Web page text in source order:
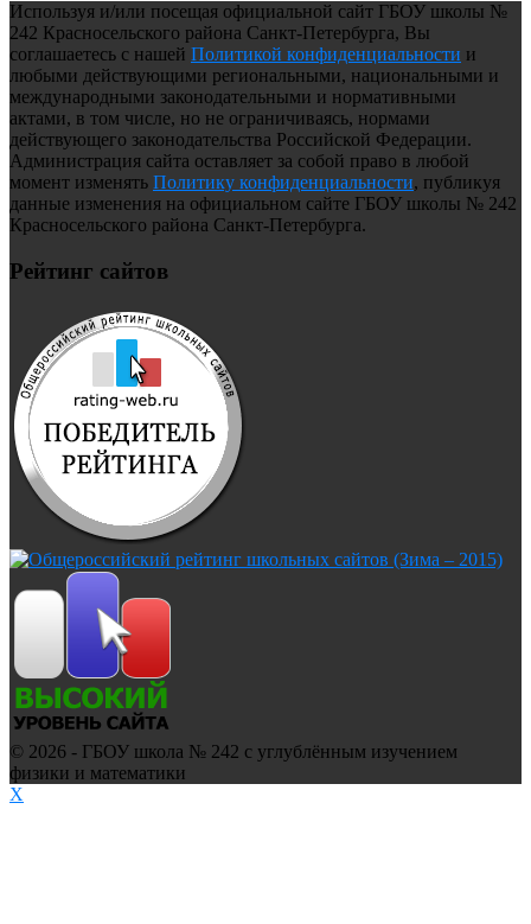
Используя и/или посещая официальной сайт ГБОУ школы №
242 Красносельского района Санкт-Петербурга, Вы
соглашаетесь с нашей Политикой конфиденциальности и
любыми действующими региональными, национальными и
международными законодательными и нормативными
актами, в том числе, но не ограничиваясь, нормами
действующего законодательства Российской Федерации.
Администрация сайта оставляет за собой право в любой
момент изменять Политику конфиденциальности, публикуя
данные изменения на официальном сайте ГБОУ школы № 242
Красносельского района Санкт-Петербурга.
Рейтинг сайтов
© 2026 - ГБОУ школа № 242 с углублённым изучением
физики и математики
X